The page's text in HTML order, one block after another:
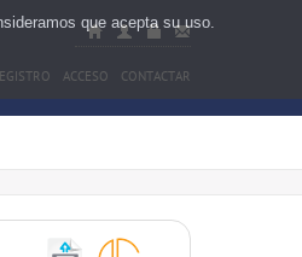
ACCESO CONTACTAR
que acepta su uso.